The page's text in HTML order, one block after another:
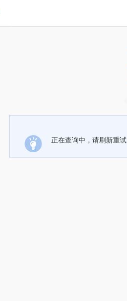
正在查询中，请刷新重试